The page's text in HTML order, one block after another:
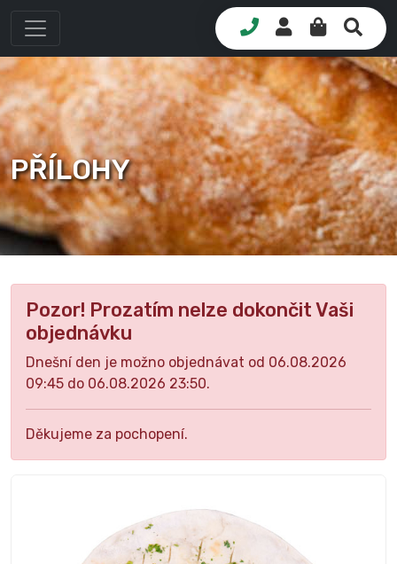
PŘÍLOHY
Pozor! Prozatím nelze dokončit Vaši
objednávku
Dnešní den je možno objednávat od 06.08.2026
09:45 do 06.08.2026 23:50.
Děkujeme za pochopení.